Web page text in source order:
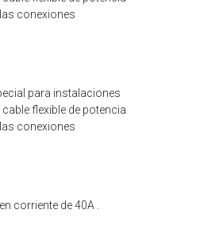
conexiones
para instalaciones
flexible de potencia
conexiones
corriente de 40A .